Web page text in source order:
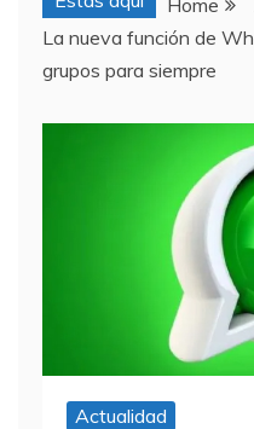
Home
La nueva función de
grupos para siempre
Actualidad